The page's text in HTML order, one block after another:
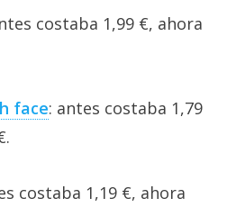
costaba 1,99 €, ahora
face: antes costaba 1,79
costaba 1,19 €, ahora